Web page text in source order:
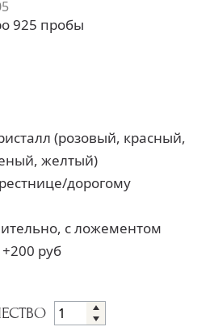
925 пробы
(розовый, красный,
желтый)
дорогому
с ложементом
руб